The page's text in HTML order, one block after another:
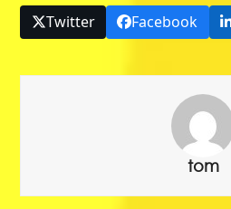
Twitter Facebook
tom